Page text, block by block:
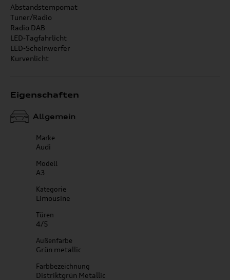
Abstandstempomat
Tuner/Radio
Radio DAB
LED-Tagfahrlicht
LED-Scheinwerfer
Kurvenlicht
Eigenschaften
Allgemein
Marke
Audi
Modell
A3
Kategorie
Limousine
Türen
4/5
Außenfarbe
Grün metallic
Farbbezeichnung
Distriktgrün Metallic